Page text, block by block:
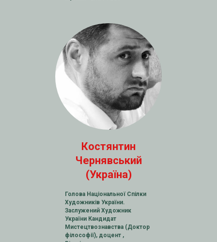
Костянтин
Чернявський
(Україна)
Голова Національної Спілки
Художників України.
Заслужений Художник
України Кандидат
Мистецтвознавства (Доктор
філософії), доцент ,